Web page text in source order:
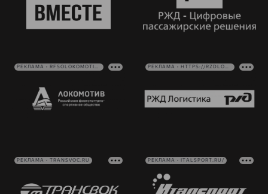
РЕКЛАМА • RFSOLOKOMOTIV.RU РЕКЛАМА • HTTPS://RZDLOG.RU/
РЕКЛАМА • TRANSVOC.RU РЕКЛАМА • ITALSPORT.RU/